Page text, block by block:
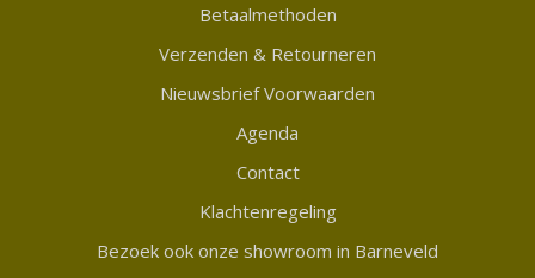
Betaalmethoden
Verzenden & Retourneren
Nieuwsbrief Voorwaarden
Agenda
Contact
Klachtenregeling
Bezoek ook onze showroom in Barneveld